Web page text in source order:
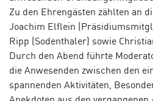
Zu den Ehrengästen zählten an
Joachim Elflein
Ripp (Sodenthaler) sowie
Durch den Abend führte
die Anwesenden zwischen den
spannenden Aktivitäten,